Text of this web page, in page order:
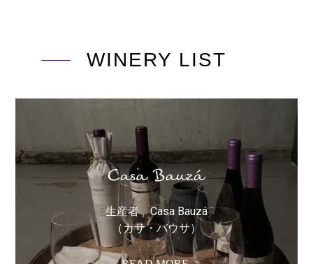
WINERY LIST
生産者 Casa Bauzá
（カサ・バウサ）